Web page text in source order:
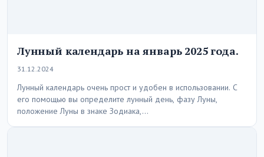
Лунный календарь на январь 2025 года.
31.12.2024
Лунный календарь очень прост и удобен в использовании. С
его помощью вы определите лунный день, фазу Луны,
положение Луны в знаке Зодиака,…